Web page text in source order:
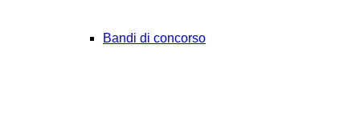
Bandi di concorso